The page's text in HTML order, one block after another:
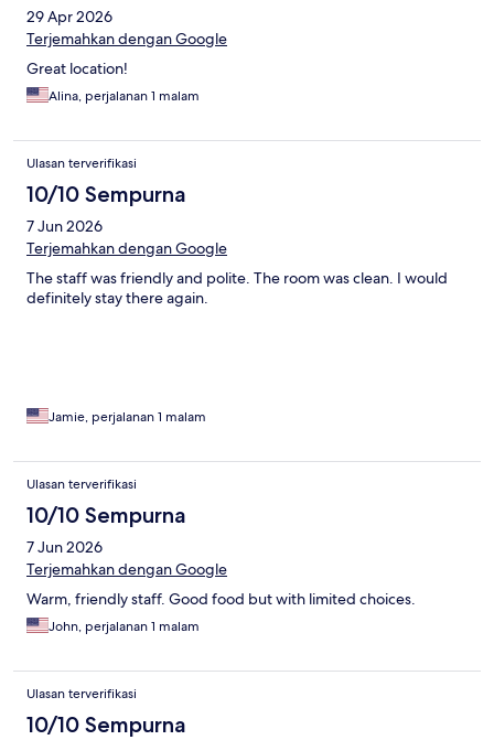
29 Apr 2026
Terjemahkan dengan Google
Great location!
Alina, perjalanan 1 malam
Ulasan terverifikasi
10/10 Sempurna
7 Jun 2026
Terjemahkan dengan Google
The staff was friendly and polite. The room was clean. I would
definitely stay there again.
Jamie, perjalanan 1 malam
Ulasan terverifikasi
10/10 Sempurna
7 Jun 2026
Terjemahkan dengan Google
Warm, friendly staff. Good food but with limited choices.
John, perjalanan 1 malam
Ulasan terverifikasi
10/10 Sempurna